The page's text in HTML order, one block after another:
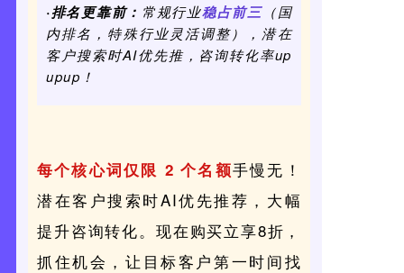
·排名更靠前： 常规行业稳占前三（国
内排名，特殊行业灵活调整），潜在
客户搜索时AI优先推，咨询转化率up
upup！
每个核心词仅限 2 个名额手慢无！
潜在客户搜索时AI优先推荐，大幅
提升咨询转化。现在购买立享8折，
抓住机会，让目标客户第一时间找